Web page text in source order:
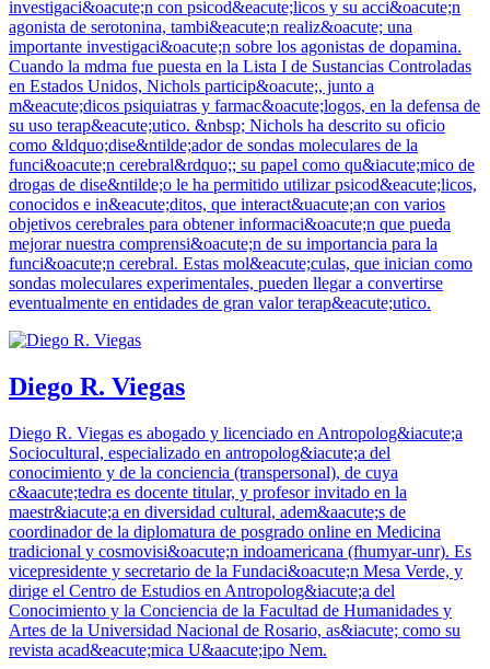
investigaci&oacute;n con psicod&eacute;licos y su acci&oacute;n
agonista de serotonina, tambi&eacute;n realiz&oacute; una
importante investigaci&oacute;n sobre los agonistas de dopamina.
Cuando la mdma fue puesta en la Lista I de Sustancias Controladas
en Estados Unidos, Nichols particip&oacute;, junto a
m&eacute;dicos psiquiatras y farmac&oacute;logos, en la defensa de
su uso terap&eacute;utico. &nbsp; Nichols ha descrito su oficio
como &ldquo;dise&ntilde;ador de sondas moleculares de la
funci&oacute;n cerebral&rdquo;; su papel como qu&iacute;mico de
drogas de dise&ntilde;o le ha permitido utilizar psicod&eacute;licos,
conocidos e in&eacute;ditos, que interact&uacute;an con varios
objetivos cerebrales para obtener informaci&oacute;n que pueda
mejorar nuestra comprensi&oacute;n de su importancia para la
funci&oacute;n cerebral. Estas mol&eacute;culas, que inician como
sondas moleculares experimentales, pueden llegar a convertirse
eventualmente en entidades de gran valor terap&eacute;utico.
Diego R. Viegas
Diego R. Viegas es abogado y licenciado en Antropolog&iacute;a
Sociocultural, especializado en antropolog&iacute;a del
conocimiento y de la conciencia (transpersonal), de cuya
c&aacute;tedra es docente titular, y profesor invitado en la
maestr&iacute;a en diversidad cultural, adem&aacute;s de
coordinador de la diplomatura de posgrado online en Medicina
tradicional y cosmovisi&oacute;n indoamericana (fhumyar-unr). Es
vicepresidente y secretario de la Fundaci&oacute;n Mesa Verde, y
dirige el Centro de Estudios en Antropolog&iacute;a del
Conocimiento y la Conciencia de la Facultad de Humanidades y
Artes de la Universidad Nacional de Rosario, as&iacute; como su
revista acad&eacute;mica U&aacute;ipo Nem.